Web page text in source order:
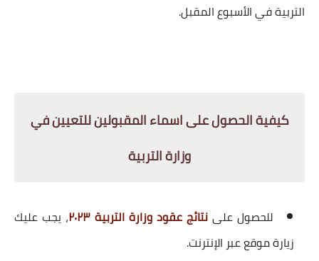
التربيةفي الأسبوع المقبل.
كيفية الحصول على اسماء المقبولين للتعيين في
وزارة التربية
للحصول على نتائجعقود وزارة التربية ٢٠٢٣
، يجب عليك
زيارة موقع عبر الإنترنت.